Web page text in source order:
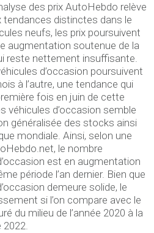
des prix AutoHebdo relève
tendances distinctes dans le
neufs, les prix poursuivent
augmentation soutenue de la
reste nettement insuffisante.
d’occasion poursuivent
à l’autre, une tendance qui
fois en juin de cette
véhicules d’occasion semble
généralisée des stocks ainsi
mondiale. Ainsi, selon une
le nombre
est en augmentation
période l’an dernier. Bien que
demeure solide, le
si l’on compare avec le
du milieu de l’année 2020 à la
2022.